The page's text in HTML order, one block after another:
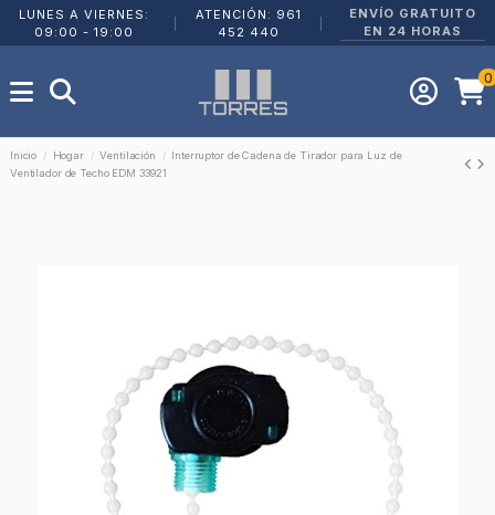
LUNES A VIERNES:
09:00 - 19:00
ATENCIÓN: 961
452 440
ENVÍO GRATUITO
EN 24 HORAS
0
Inicio Hogar Ventilación
Interruptor de Cadena de Tirador para Luz de
Ventilador de Techo EDM 33921